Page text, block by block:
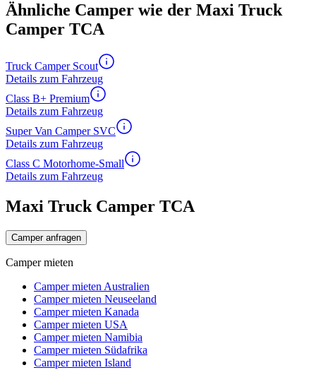
Ähnliche Camper wie der Maxi Truck
Camper TCA
Truck Camper Scout
Details zum Fahrzeug
Class B+ Premium
Details zum Fahrzeug
Super Van Camper SVC
Details zum Fahrzeug
Class C Motorhome-Small
Details zum Fahrzeug
Maxi Truck Camper TCA
Camper anfragen
Camper mieten
Camper mieten Australien
Camper mieten Neuseeland
Camper mieten Kanada
Camper mieten USA
Camper mieten Namibia
Camper mieten Südafrika
Camper mieten Island